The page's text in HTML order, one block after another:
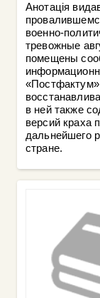
Анотація
военно-
тревожные
помещены
в ней также
версий краха
дальнейшего
стране.